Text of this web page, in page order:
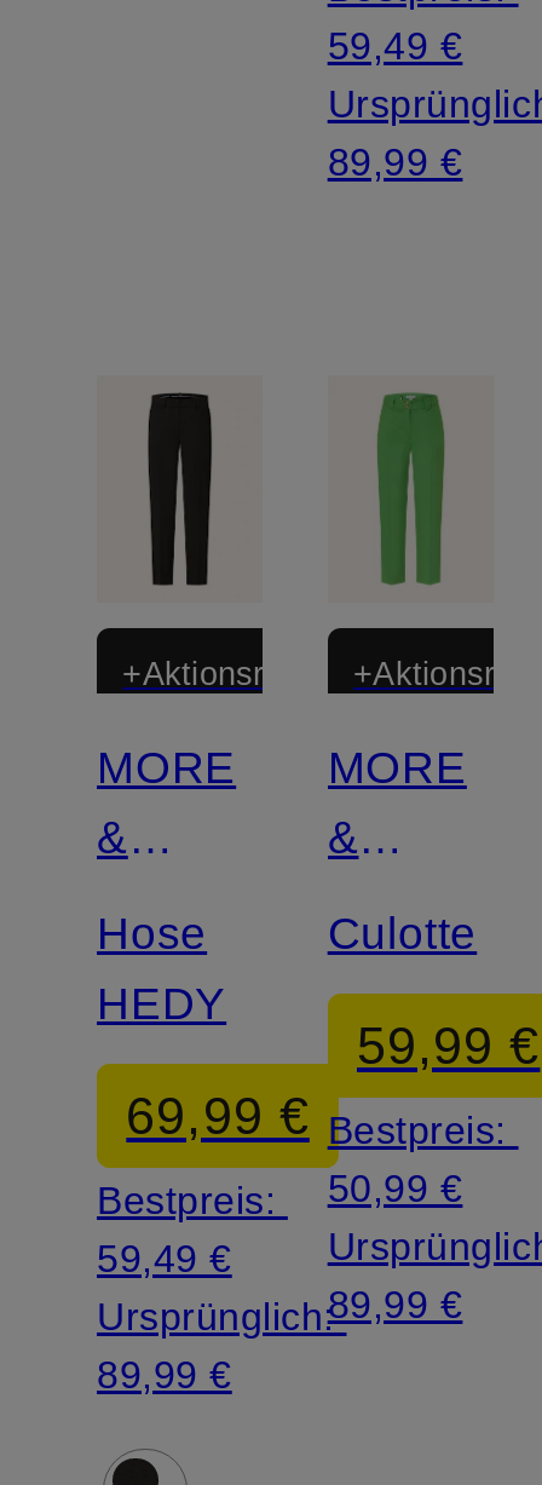
59,49 €
89,99 €
+Aktionsrabatt
MORE
&
MORE
Hose
HEDY
69,99 €
Bestpreis:
59,49 €
Ursprünglich:
89,99 €
MORE
&
MORE
Culotte
59,99 €
Bestpreis:
50,99 €
89,99 €